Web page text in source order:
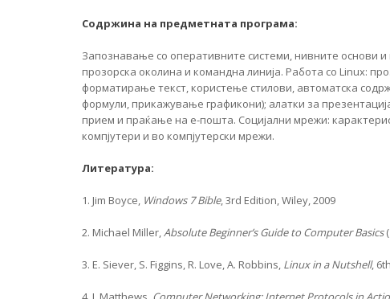
Содржина на предметната програма:
Запознавање со oперативните системи, нивните основи
прозорска околина и командна линија. Работа со Linux:
форматирање текст, користење стилови, автоматска
формули, прикажување графикони); алатки за
прием и праќање на е-пошта. Социјални мрежи:
компјутери и во компјутерски мрежи.
Литература:
1. Jim Boyce, Windows 7 Bible, 3rd Edition, Wiley, 2009
2. Michael Miller,Absolute Beginner’s Guide to Computer Basics(
3. E. Siever, S. Figgins, R. Love, A. Robbins, Linux in a Nutshell,